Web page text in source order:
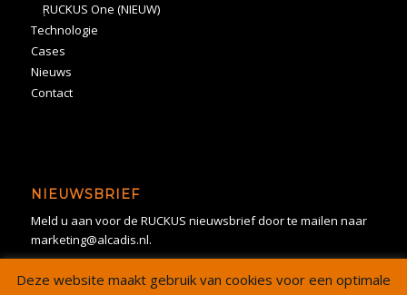
RUCKUS One (NIEUW)
Technologie
Cases
Nieuws
Contact
NIEUWSBRIEF
Meld u aan voor de RUCKUS nieuwsbrief door te mailen naar
marketing@alcadis.nl.
Deze website maakt gebruik van cookies voor een optimale